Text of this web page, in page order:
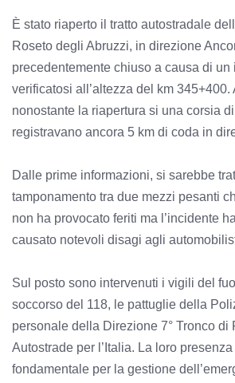
È stato riaperto il tratto autostradale
Roseto degli Abruzzi, in direzione
precedentemente chiuso a causa di un
verificatosi all’altezza del km 345+400.
nonostante la riapertura si una corsia
registravano ancora 5 km di coda in
Dalle prime informazioni, si sarebbe
tamponamento tra due mezzi pesanti
non ha provocato feriti ma l’incidente
causato notevoli disagi agli
Sul posto sono intervenuti i vigili del
soccorso del 118, le pattuglie della
personale della Direzione 7° Tronco di
Autostrade per l’Italia. La loro
fondamentale per la gestione